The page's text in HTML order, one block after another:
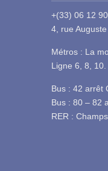
+(33) 06 12
4, rue
Métros : La
Ligne 6, 8, 10.
Bus : 42 arrêt
Bus : 80 – 82
RER :